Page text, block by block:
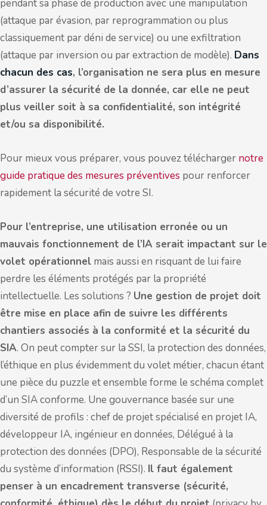
pendant sa phase de production avec une manipulation
(attaque par évasion, par reprogrammation ou plus
classiquement par déni de service) ou une exfiltration
(attaque par inversion ou par extraction de modèle). Dans
chacun des cas, l’organisation ne sera plus en mesure
d’assurer la sécurité de la donnée, car elle ne peut
plus veiller soit à sa confidentialité, son intégrité
et/ou sa disponibilité.
Pour mieux vous préparer, vous pouvez télécharger notre
guide pratique des mesures préventives pour renforcer
rapidement la sécurité de votre SI.
Pour l’entreprise, une utilisation erronée ou un
mauvais fonctionnement de l’IA serait impactant sur le
volet opérationnel mais aussi en risquant de lui faire
perdre les éléments protégés par la propriété
intellectuelle. Les solutions ? Une gestion de projet doit
être mise en place afin de suivre les différents
chantiers associés à la conformité et la sécurité du
SIA. On peut compter sur la SSI, la protection des données,
l’éthique en plus évidemment du volet métier, chacun étant
une pièce du puzzle et ensemble forme le schéma complet
d’un SIA conforme. Une gouvernance basée sur une
diversité de profils : chef de projet spécialisé en projet IA,
développeur IA, ingénieur en données, Délégué à la
protection des données (DPO), Responsable de la sécurité
du système d’information (RSSI). Il faut également
penser à un encadrement transverse (sécurité,